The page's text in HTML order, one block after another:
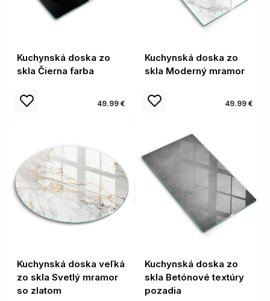
Kuchynská doska zo
skla Čierna farba
49.99 €
Kuchynská doska zo
skla Moderný mramor
49.99 €
Kuchynská doska veľká
zo skla Svetlý mramor
so zlatom
Kuchynská doska zo
skla Betónové textúry
pozadia